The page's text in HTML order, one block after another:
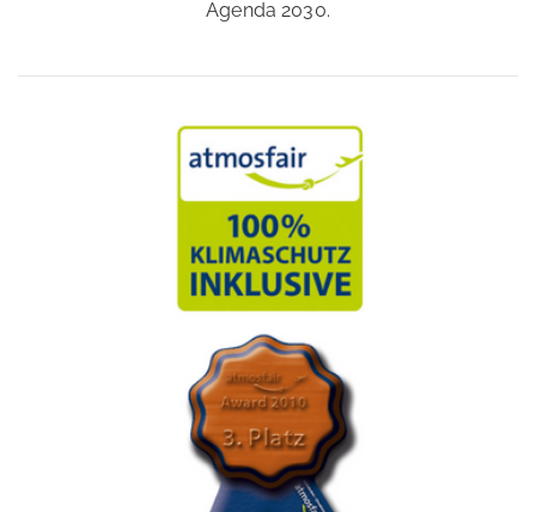
Agenda 2030.